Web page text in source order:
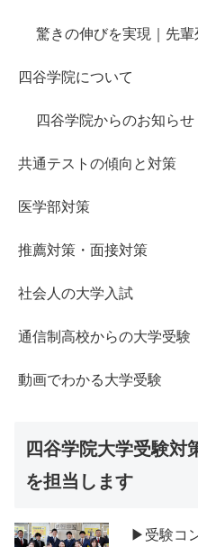
驚きの伸びを実現｜先輩
四谷学院について
四谷学院からのお知らせ
共通テストの傾向と対策
医学部対策
推薦対策・面接対策
社会人の大学入試
通信制高校からの大学受験
動画でわかる大学受験
四谷学院大学受験対
を担当します
▶受験コ